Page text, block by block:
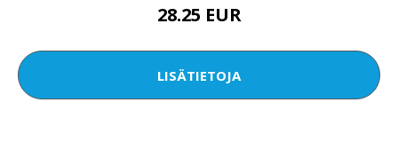
28.25 EUR
LISÄTIETOJA